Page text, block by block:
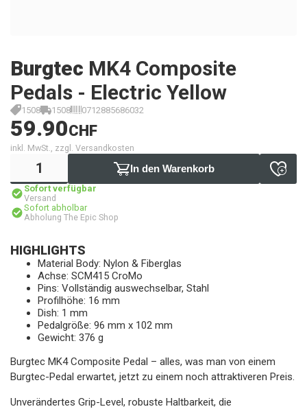
Burgtec MK4 Composite
Pedals - Electric Yellow
1508 1508 0712885686032
59.90CHF
inkl. MwSt., zzgl. Versandkosten
In den Warenkorb
Sofort verfügbar
Versand
Sofort abholbar
Abholung The Epic Shop
HIGHLIGHTS
Material Body: Nylon & Fiberglas
Achse: SCM415 CroMo
Pins: Vollständig auswechselbar, Stahl
Profilhöhe: 16 mm
Dish: 1 mm
Pedalgröße: 96 mm x 102 mm
Gewicht: 376 g
Burgtec MK4 Composite Pedal – alles, was man von einem
Burgtec-Pedal erwartet, jetzt zu einem noch attraktiveren Preis.
Unverändertes Grip-Level, robuste Haltbarkeit, die